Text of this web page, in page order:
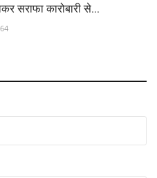
सराफा कारोबारी से...